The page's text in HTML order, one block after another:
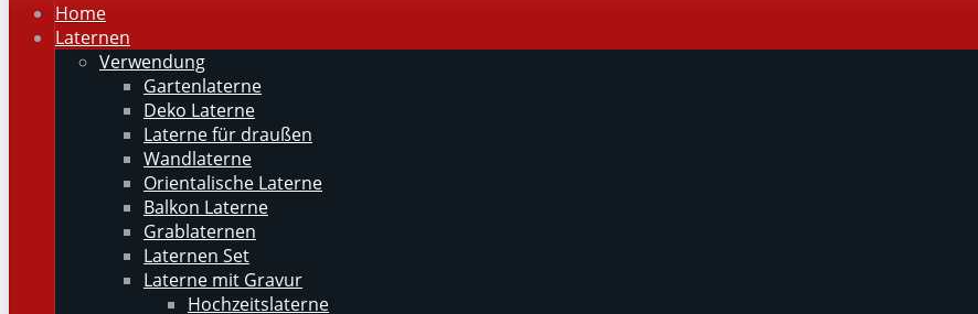
Home
Laternen
Verwendung
Gartenlaterne
Deko Laterne
Laterne für draußen
Wandlaterne
Orientalische Laterne
Balkon Laterne
Grablaternen
Laternen Set
Laterne mit Gravur
Hochzeitslaterne